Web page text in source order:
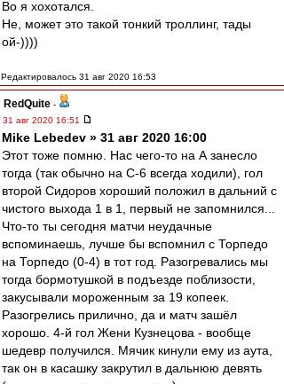
Во я хохотался.
Не, может это такой тонкий троллинг, тады
ой-))))
Редактировалось 31 авг 2020 16:53
RedQuite -
31 авг 2020 16:51
Mike Lebedev » 31 авг 2020 16:00
Этот тоже помню. Нас чего-то на А занесло
тогда (так обычно на С-6 всегда ходили), гол
второй Сидоров хороший положил в дальний с
чистого выхода 1 в 1, первый не запомнился...
Что-то ты сегодня матчи неудачные
вспоминаешь, лучше бы вспомнил с Торпедо
на Торпедо (0-4) в тот год. Разогревались мы
тогда бормотушкой в подъезде поблизости,
закусывали мороженным за 19 копеек.
Разогрелись прилично, да и матч зашёл
хорошо. 4-й гол Жени Кузнецова - вообще
шедевр получился. Мячик кинули ему из аута,
так он в касашку закрутил в дальнюю девять